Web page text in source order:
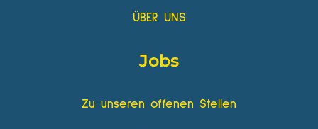
ÜBER UNS
Jobs
Zu unseren offenen Stellen